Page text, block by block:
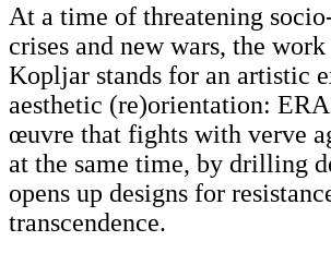
At a time of threatening
crises and new wars, the
Kopljar stands for an artistic
aesthetic (re)orientation:
œuvre that fights with verve
at the same time, by drilling
opens up designs for
transcendence.